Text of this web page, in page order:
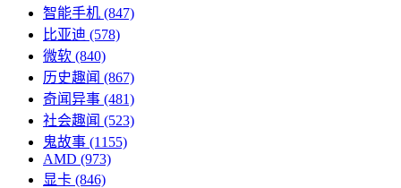
智能手机 (847)
比亚迪 (578)
微软 (840)
历史趣闻 (867)
奇闻异事 (481)
社会趣闻 (523)
鬼故事 (1155)
AMD (973)
显卡 (846)